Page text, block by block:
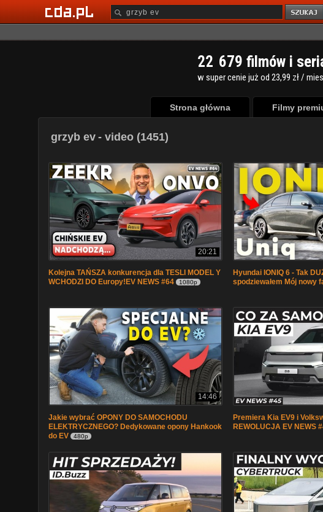
22 679 filmów i
w super cenie już od 23,99 zł /
Strona główna Filmy
grzyb ev - video (1451)
20:21
Kolejna TAŃSZA konkurencja dla TESLI MODEL Y
WCHODZI DO Europy!EV NEWS #64
1080p
Hyundai IONIQ 6 - Tak
spodziewałem Mój nowy
14:46
Jakie wybrać OPONY DO SAMOCHODU
ELEKTRYCZNEGO? Dedykowane opony Hankook
do EV
480p
Premiera Kia EV9 i
REWOLUCJA EV NEWS